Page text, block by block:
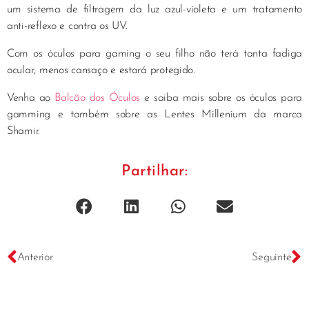
um sistema de filtragem da luz azul-violeta e um tratamento
anti-reflexo e contra os UV.
Com os óculos para gaming o seu filho não terá tanta fadiga
ocular, menos cansaço e estará protegido.
Venha ao Balcão dos Óculos e saiba mais sobre os óculos para
gamming e também sobre as Lentes Millenium da marca
Shamir.
Partilhar:
Anterior Seguinte